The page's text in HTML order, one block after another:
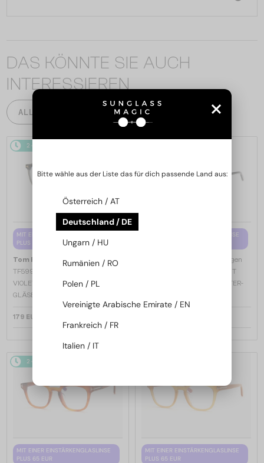
DAS KÖNNTE SIE AUCH
INTERESSIEREN
ALLE PRODUKTE
2-4 WERKTAGE
MIT EINER EINSTÄRKENGLASLINSE
PLUS 65 EUR
Tom Ford
Brillenfassungen
TF5998-K-B - 020 - 51 - MIT BLAU-
VIOLETTEM LICHTFILTER-
GLÄSERN
179 EUR
MIT EINER EINSTÄRKENGLASLINSE
Brillenfassungen
TF5998-K-B ECO - 001 - 51 - MIT
BLAU-VIOLETTEM LICHTFILTER-
2-4 WERKTAGE
MIT EINER EINSTÄRKENGLASLINSE
PLUS 65 EUR
MIT EINER EINSTÄRKENGLASLINSE
PLUS 65 EUR
Bitte wähle aus der Liste das für dich passende Land aus:
Österreich / AT
Deutschland / DE
Ungarn / HU
Rumänien / RO
Polen / PL
Vereinigte Arabische Emirate / EN
Frankreich / FR
Italien / IT